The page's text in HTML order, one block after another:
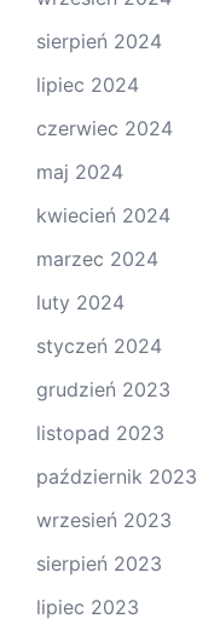
sierpień 2024
lipiec 2024
czerwiec 2024
maj 2024
kwiecień 2024
marzec 2024
luty 2024
styczeń 2024
grudzień 2023
listopad 2023
październik 2023
wrzesień 2023
sierpień 2023
lipiec 2023